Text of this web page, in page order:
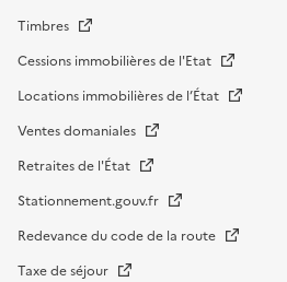
Timbres
Cessions immobilières de l'Etat
Locations immobilières de l’État
Ventes domaniales
Retraites de l'État
Stationnement.gouv.fr
Redevance du code de la route
Taxe de séjour